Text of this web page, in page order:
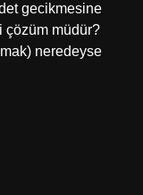
gecikmesine
çözüm müdür?
neredeyse